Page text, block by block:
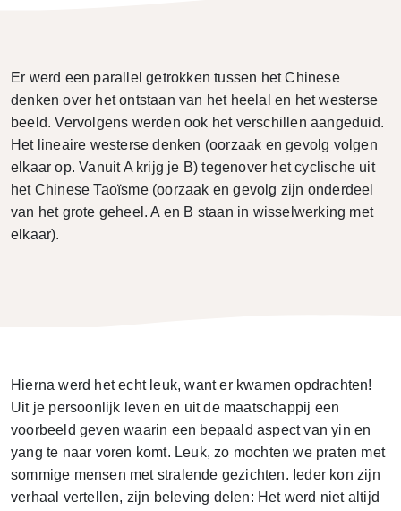
Er werd een parallel getrokken tussen het Chinese
denken over het ontstaan van het heelal en het westerse
beeld. Vervolgens werden ook het verschillen aangeduid.
Het lineaire westerse denken (oorzaak en gevolg volgen
elkaar op. Vanuit A krijg je B) tegenover het cyclische uit
het Chinese Taoïsme (oorzaak en gevolg zijn onderdeel
van het grote geheel. A en B staan in wisselwerking met
elkaar).
Hierna werd het echt leuk, want er kwamen opdrachten!
Uit je persoonlijk leven en uit de maatschappij een
voorbeeld geven waarin een bepaald aspect van yin en
yang te naar voren komt. Leuk, zo mochten we praten met
sommige mensen met stralende gezichten. Ieder kon zijn
verhaal vertellen, zijn beleving delen: Het werd niet altijd